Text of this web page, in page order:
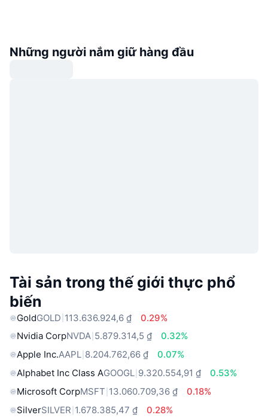
Những người nắm giữ hàng đầu
Tài sản trong thế giới thực phổ
biến
GoldGOLD 113.636.924,6 ₫
0.29%
Nvidia CorpNVDA 5.879.314,5 ₫
0.32%
Apple Inc.AAPL 8.204.762,66 ₫
0.07%
Alphabet Inc Class AGOOGL 9.320.554,91 ₫
0.53%
Microsoft CorpMSFT 13.060.709,36 ₫
0.18%
SilverSILVER 1.678.385,47 ₫
0.28%